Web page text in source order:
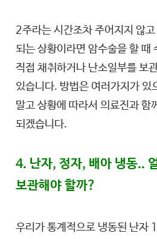
2주라는 시간조차 주어지지 않
되는 상황이라면 암수술을 할 때
직접 채취하거나 난소일부를 보
있습니다. 방법은 여러가지가 있
말고 상황에 따라서 의료진과 함
되겠습니다.
4. 난자, 정자, 배아 냉동..
보관해야 할까?
우리가 통계적으로 냉동된 난자